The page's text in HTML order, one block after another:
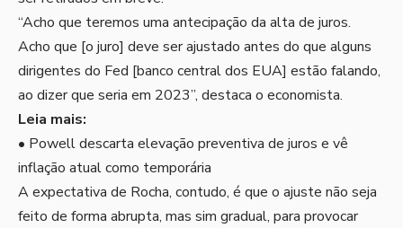
“Acho que teremos uma antecipação da alta de juros.
Acho que [o juro] deve ser ajustado antes do que alguns
dirigentes do Fed [banco central dos EUA] estão falando,
ao dizer que seria em 2023”, destaca o economista.
Leia mais:
• Powell descarta elevação preventiva de juros e vê
inflação atual como temporária
A expectativa de Rocha, contudo, é que o ajuste não seja
feito de forma abrupta, mas sim gradual, para provocar